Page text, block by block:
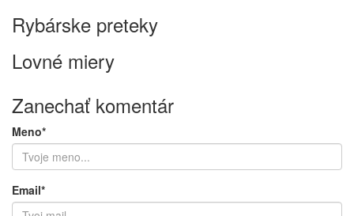
Rybárske preteky
Lovné miery
Zanechať komentár
Meno*
Email*